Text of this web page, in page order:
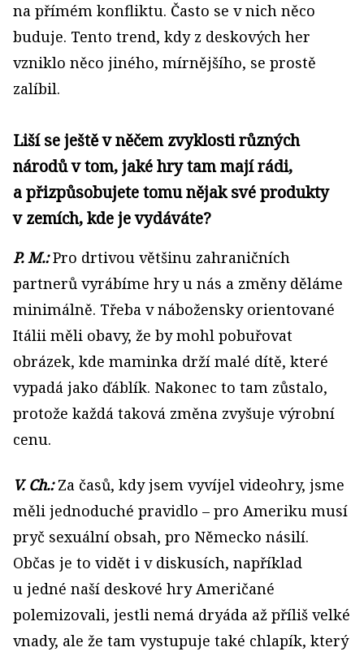
na přímém konfliktu. Často se v nich něco
buduje. Tento trend, kdy z deskových her
vzniklo něco jiného, mírnějšího, se prostě
zalíbil.
Liší se ještě v něčem zvyklosti různých
národů v tom, jaké hry tam mají rádi,
a přizpůsobujete tomu nějak své produkty
v zemích, kde je vydáváte?
P. M.:Pro drtivou většinu zahraničních
partnerů vyrábíme hry u nás a změny děláme
minimálně. Třeba v nábožensky orientované
Itálii měli obavy, že by mohl pobuřovat
obrázek, kde maminka drží malé dítě, které
vypadá jako ďáblík. Nakonec to tam zůstalo,
protože každá taková změna zvyšuje výrobní
cenu.
V. Ch.:Za časů, kdy jsem vyvíjel videohry, jsme
měli jednoduché pravidlo – pro Ameriku musí
pryč sexuální obsah, pro Německo násilí.
Občas je to vidět i v diskusích, například
u jedné naší deskové hry Američané
polemizovali, jestli nemá dryáda až příliš velké
vnady, ale že tam vystupuje také chlapík, který